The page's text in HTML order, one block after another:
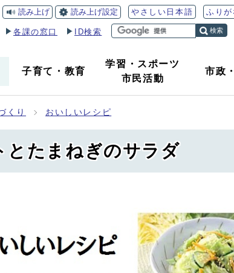
読み上げ 読み上げ設定 やさしい日本語 ふり
各課の窓口 ID検索 検索
子育て ・ 教育
学習・スポーツ
市民活動
市政
くり おいしいレシピ
たまねぎのサラダ